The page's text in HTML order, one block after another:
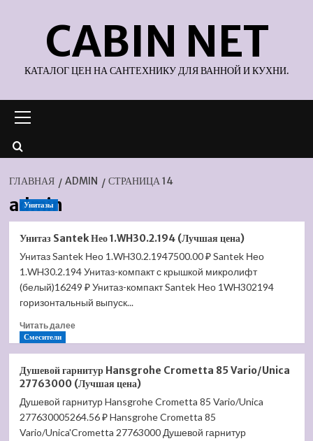
содержимомуCABIN NET
КАТАЛОГ ЦЕН НА САНТЕХНИКУ ДЛЯ ВАННОЙ И КУХНИ.
меню
ГЛАВНАЯ ADMIN СТРАНИЦА 14
admin
Унитазы
Унитаз Santek Нео 1.WH30.2.194 (Лучшая цена)
Унитаз Santek Нео 1.WH30.2.1947500.00 ₽ Santek Нео
1.WH30.2.194 Унитаз-компакт с крышкой микролифт
(белый)16249 ₽ Унитаз-компакт Santek Нео 1WH302194
горизонтальный выпуск...
Читать далееПрочитать
Santek
Нео
1.WH30.2.194
(Лучшая
цена)
Смесители
Душевой гарнитур Hansgrohe Crometta 85 Vario/Unica
27763000 (Лучшая цена)
Душевой гарнитур Hansgrohe Crometta 85 Vario/Unica
277630005264.56 ₽ Hansgrohe Crometta 85
Vario/Unica'Crometta 27763000 Душевой гарнитур